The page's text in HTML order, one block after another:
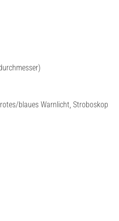
blaues Warnlicht, Stroboskop